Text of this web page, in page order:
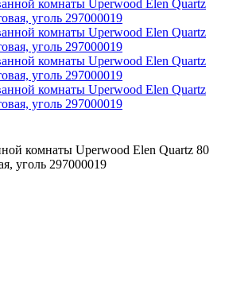
комнаты Uperwood Elen Quartz 80
уголь 297000019